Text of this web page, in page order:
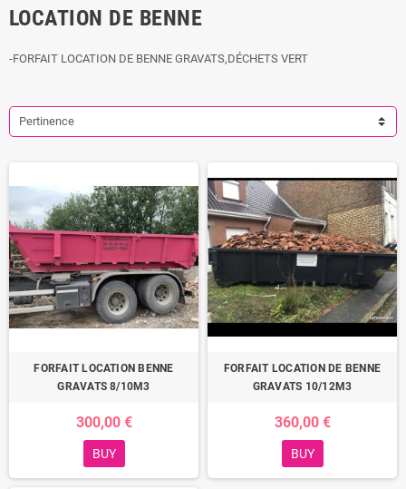
LOCATION DE BENNE
-FORFAIT LOCATION DE BENNE GRAVATS,DÉCHETS VERT
Pertinence
FORFAIT LOCATION BENNE
GRAVATS 8/10M3
300,00 €
BUY
FORFAIT LOCATION DE BENNE
GRAVATS 10/12M3
360,00 €
BUY